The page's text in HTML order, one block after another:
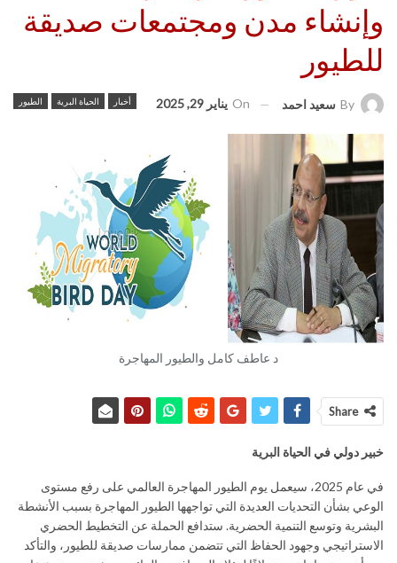
وإنشاء مدن ومجتمعات صديقة
للطيور
أخبار الحياة البرية الطيور By سعيد احمد On يناير 29, 2025
د عاطف كامل والطيور المهاجرة
Share
خبير دولي في الحياة البرية
في عام 2025، سيعمل يوم الطيور المهاجرة العالمي على رفع مستوى
الوعي بشأن التحديات العديدة التي تواجهها الطيور المهاجرة بسبب الأنشطة
البشرية وتوسع التنمية الحضرية. ستدافع الحملة عن التخطيط الحضري
الاستراتيجي وجهود الحفاظ التي تتضمن ممارسات صديقة للطيور، والتأكد